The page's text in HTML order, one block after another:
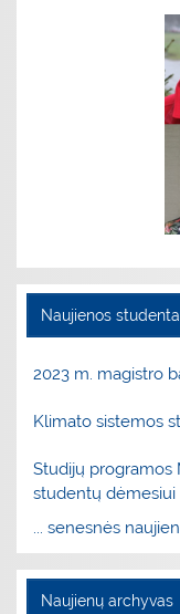
Naujienos
2023 m. magistro
Klimato sistemos
Studijų programos
studentų dėmesiui
... senesnės
Naujienų archyvas